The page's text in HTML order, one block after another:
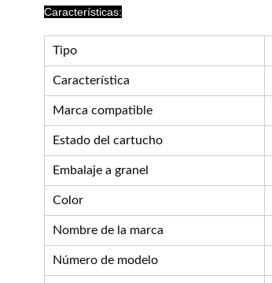
Características:
Tipo
Característica
Marca compatible
Estado del cartucho
Embalaje a granel
Color
Nombre de la marca
Número de modelo